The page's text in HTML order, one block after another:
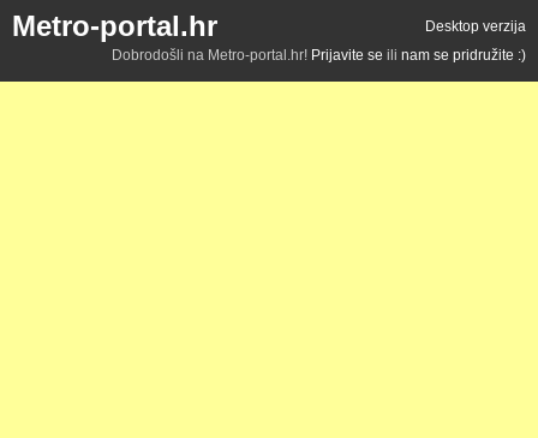
Metro-portal.hr
Desktop verzija
Dobrodošli na Metro-portal.hr! Prijavite se ili nam se pridružite :)